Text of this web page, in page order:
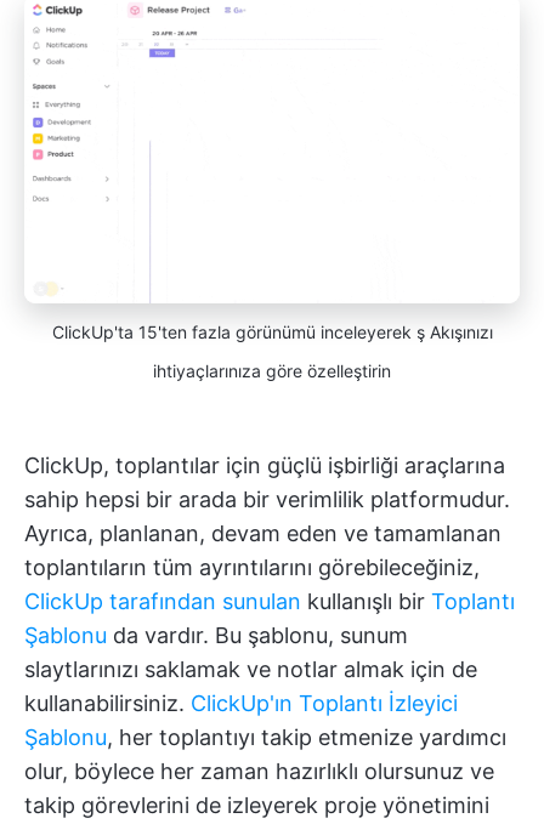
ClickUp'ta 15'ten fazla görünümü inceleyerek ş Akışınızı
ihtiyaçlarınıza göre özelleştirin
ClickUp, toplantılar için güçlü işbirliği araçlarına
sahip hepsi bir arada bir verimlilik platformudur.
Ayrıca, planlanan, devam eden ve tamamlanan
toplantıların tüm ayrıntılarını görebileceğiniz,
ClickUp tarafından sunulan kullanışlı bir Toplantı
Şablonu da vardır. Bu şablonu, sunum
slaytlarınızı saklamak ve notlar almak için de
kullanabilirsiniz. ClickUp'ın Toplantı İzleyici
Şablonu, her toplantıyı takip etmenize yardımcı
olur, böylece her zaman hazırlıklı olursunuz ve
takip görevlerini de izleyerek proje yönetimini